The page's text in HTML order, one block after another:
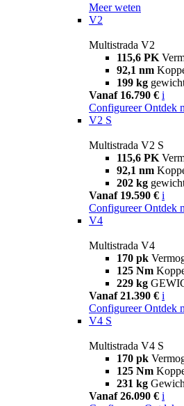
Meer weten
V2
Multistrada V2
115,6 PK
92,1 nm
199 kg
Vanaf 16.790 € i
Configureer Ontdek
V2 S
Multistrada V2 S
115,6 PK
92,1 nm
202 kg
Vanaf 19.590 € i
Configureer Ontdek
V4
Multistrada V4
170 pk
125 Nm
229 kg
Vanaf 21.390 € i
Configureer Ontdek
V4 S
Multistrada V4 S
170 pk
125 Nm
231 kg
Vanaf 26.090 € i